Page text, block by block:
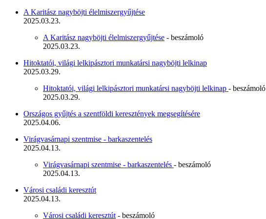
A Karitász nagyböjti élelmiszergyűjtése
2025.03.23.
A Karitász nagyböjti élelmiszergyűjtése - beszámoló
2025.03.23.
Hitoktatói, világi lelkipásztori munkatársi nagyböjti lelkinap
2025.03.29.
Hitoktatói, világi lelkipásztori munkatársi nagyböjti lelkinap - beszámoló
2025.03.29.
Országos gyűjtés a szentföldi keresztények megsegítésére
2025.04.06.
Virágvasárnapi szentmise - barkaszentelés
2025.04.13.
Virágvasárnapi szentmise - barkaszentelés - beszámoló
2025.04.13.
Városi családi keresztút
2025.04.13.
Városi családi keresztút - beszámoló